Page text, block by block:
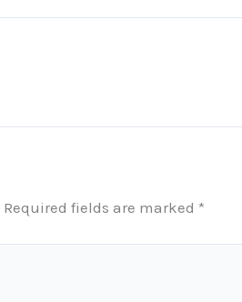
Required fields are marked *